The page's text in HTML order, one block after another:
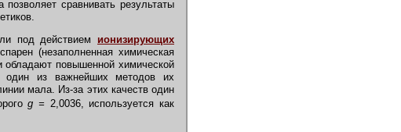
позволяет сравнивать результаты
под действием ионизирующих
(незаполненная химическая
обладают повышенной химической
из важнейших методов их
мала. Из-за этих качеств один
g =2,0036, используется как